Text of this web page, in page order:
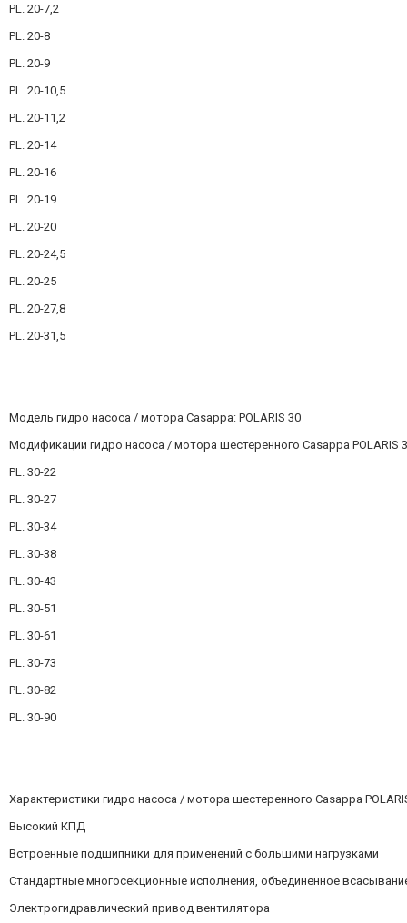
PL. 20-7,2
PL. 20-8
PL. 20-9
PL. 20-10,5
PL. 20-11,2
PL. 20-14
PL. 20-16
PL. 20-19
PL. 20-20
PL. 20-24,5
PL. 20-25
PL. 20-27,8
PL. 20-31,5
Модель гидро насоса / мотора Casappa: POLARIS 30
Модификации гидро насоса / мотора шестеренного Casappa POLARIS
PL. 30-22
PL. 30-27
PL. 30-34
PL. 30-38
PL. 30-43
PL. 30-51
PL. 30-61
PL. 30-73
PL. 30-82
PL. 30-90
Характеристики гидро насоса / мотора шестеренного Casappa
Высокий КПД
Встроенные подшипники для применений с большими нагрузками
Стандартные многосекционные исполнения, объединенное
Электрогидравлический привод вентилятора